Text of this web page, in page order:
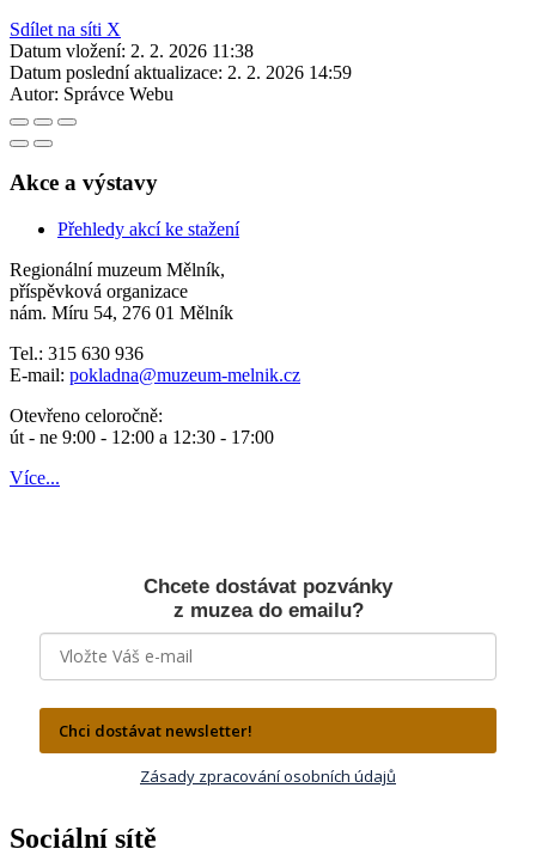
Sdílet na síti X
Datum vložení: 2. 2. 2026 11:38
Datum poslední aktualizace: 2. 2. 2026 14:59
Autor: Správce Webu
Akce a výstavy
Přehledy akcí ke stažení
Regionální muzeum Mělník,
příspěvková organizace
nám. Míru 54, 276 01 Mělník
Tel.: 315 630 936
E-mail: pokladna@muzeum-melnik.cz
Otevřeno celoročně:
út - ne 9:00 - 12:00 a 12:30 - 17:00
Více...
Chcete dostávat pozvánky
z muzea do emailu?
Chci dostávat newsletter!
Zásady zpracování osobních údajů
Sociální sítě